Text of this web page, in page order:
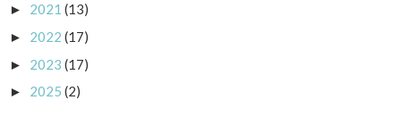
► 2021 (13)
► 2022 (17)
► 2023 (17)
► 2025 (2)